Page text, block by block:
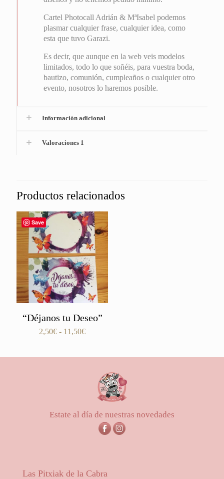
Cartel Photocall Adrián & MªIsabel podemos
plasmar cualquier frase, cualquier idea, como
esta que tuvo Garazi.
Es decir, que aunque en la web veis modelos
limitados, todo lo que soñéis, para vuestra boda,
bautizo, comunión, cumpleaños o cualquier otro
evento, nosotros lo haremos posible.
Información adicional
Valoraciones 1
Productos relacionados
Save
“Déjanos tu Deseo”
2,50€ - 11,50€Rango
hasta
11,50€
Estate al día de nuestras novedades
Las Pitxiak de la Cabra